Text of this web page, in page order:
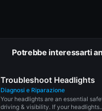
Potrebbe interessarti
Troubleshoot Headlights
Diagnosi e Riparazione
Your headlights are an essential
driving & visibility. If your